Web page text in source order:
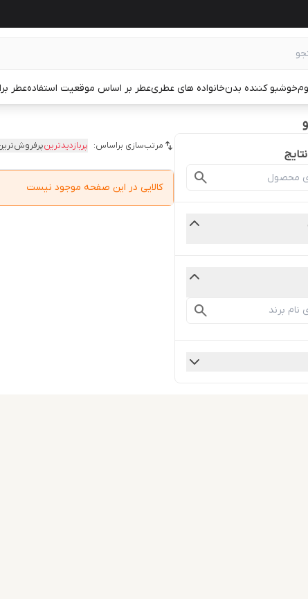
خوشبو کننده بدنخانواده های عطریعطر بر اساس موقعیت استفادهعطر
مرتب‌سازی براساس: پربازدیدترین
کالایی در این صفحه موجود نیست